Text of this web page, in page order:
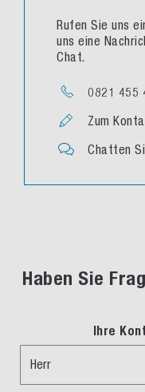
Rufen Sie uns
uns eine
Chat.
0821 455
Zum
Chatten
Haben Sie
Ihre